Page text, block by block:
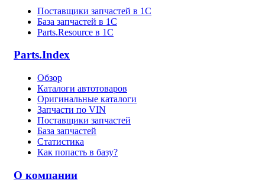
Поставщики запчастей в 1C
База запчастей в 1С
Parts.Resource в 1C
Parts.Index
Обзор
Каталоги автотоваров
Оригинальные каталоги
Запчасти по VIN
Поставщики запчастей
База запчастей
Статистика
Как попасть в базу?
О компании